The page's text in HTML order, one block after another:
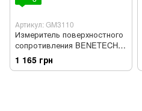
Артикул: GM3110
Измеритель поверхностного
сопротивления BENETECH
GM3110
1 165 грн